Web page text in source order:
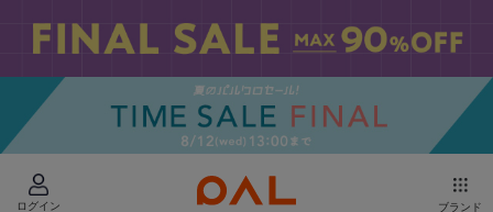
ログイン ブランド